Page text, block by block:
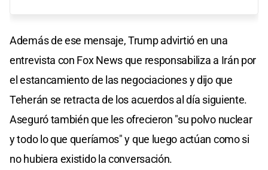
Además de ese mensaje, Trump advirtió en una
entrevista con Fox News que responsabiliza a Irán por
el estancamiento de las negociaciones y dijo que
Teherán se retracta de los acuerdos al día siguiente.
Aseguró también que les ofrecieron "su polvo nuclear
y todo lo que queríamos" y que luego actúan como si
no hubiera existido la conversación.